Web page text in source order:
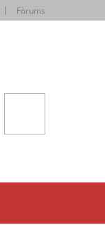
Fòrums